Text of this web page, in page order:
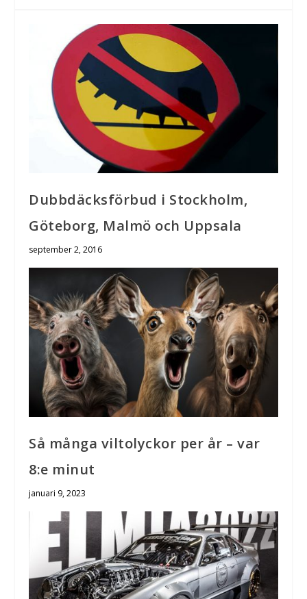
Dubbdäcksförbud i Stockholm,
Göteborg, Malmö och Uppsala
september 2, 2016
Så många viltolyckor per år – var
8:e minut
januari 9, 2023